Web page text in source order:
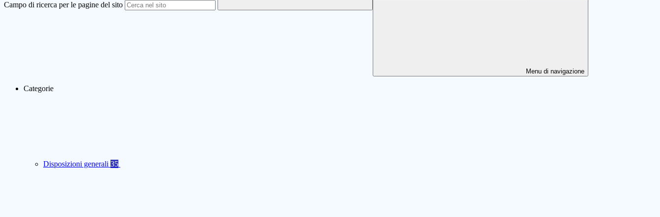
Campo di ricerca per le pagine del sito
Menu di navigazione
Categorie
Disposizioni generali 35